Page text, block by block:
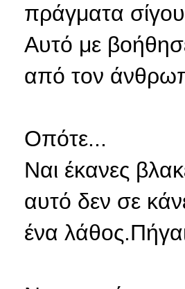
πράγματα
Αυτό με
από τον
Οπότε...
Ναι έκανες
αυτό δεν σε
ένα